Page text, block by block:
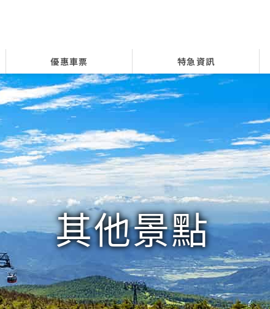
優惠車票 特急資訊
其他景點